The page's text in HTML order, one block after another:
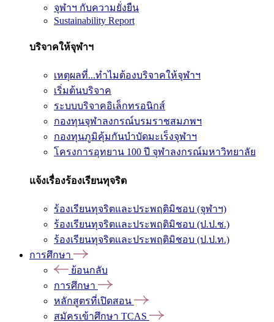
จุฬาฯ กับความยั่งยืน
Sustainability Report
บริจาคให้จุฬาฯ
เหตุผลที่...ทำไมต้องบริจาคให้จุฬาฯ
เริ่มต้นบริจาค
ระบบบริจาคอิเล็กทรอนิกส์
กองทุนจุฬาลงกรณ์บรมราชสมภพฯ
กองทุนภูมิคุ้มกันบำบัดมะเร็งจุฬาฯ
โครงการอุทยาน 100 ปี จุฬาลงกรณ์มหาวิทยาลัย
แจ้งเรื่องร้องเรียนทุจริต
ร้องเรียนทุจริตและประพฤติมิชอบ (จุฬาฯ)
ร้องเรียนทุจริตและประพฤติมิชอบ (ป.ป.ช.)
ร้องเรียนทุจริตและประพฤติมิชอบ (ป.ป.ท.)
การศึกษา
ย้อนกลับ
การศึกษา
หลักสูตรที่เปิดสอน
สมัครเข้าศึกษา TCAS